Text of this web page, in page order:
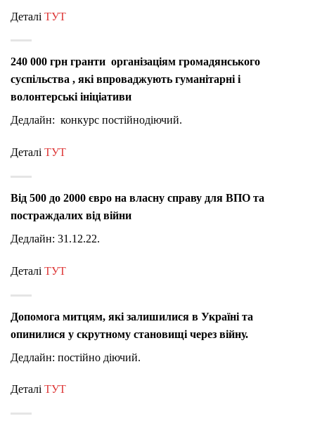
Деталі ТУТ
240 000 грн гранти організаціям громадянського
суспільства , які впроваджують гуманітарні і
волонтерські ініціативи
Дедлайн: конкурс постійнодіючий.
Деталі ТУТ
Від 500 до 2000 євро на власну справу для ВПО та
постраждалих від війни
Дедлайн: 31.12.22.
Деталі ТУТ
Допомога митцям, які залишилися в Україні та
опинилися у скрутному становищі через війну.
Дедлайн: постійно діючий.
Деталі ТУТ